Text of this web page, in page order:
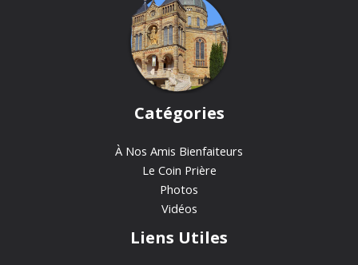
Catégories
À Nos Amis Bienfaiteurs
Le Coin Prière
Photos
Vidéos
Liens Utiles